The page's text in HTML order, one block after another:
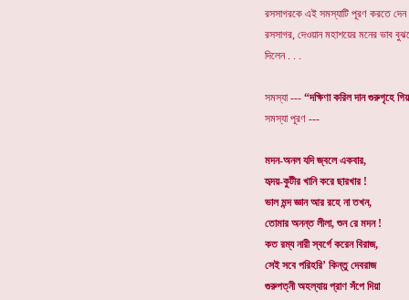
রসসাগরকে এই সমস্যাটি পূরণ করতে দেন
রসসাগর, দেওয়ান মহাশয়ের মনের ভাব
দিলেন . . .
সমস্যা --- “দক্ষিণা করিল দান গুরুগৃহে
সমস্যা পূরণ ---
মদন-অনল যদি জ্বলে একবার,
হৃদয়-কুটীর খানি করে ছারখার !
ভাল মন্দ জ্ঞান আর রহে না তখন,
তোমার অনন্ত লীলা, শুন রে মদন !
কত রম্য নারী স্বর্গে করেন বিরাজ,
সেই সবে পরিহরি’ কিন্তু দেবরাজ
গুরুপত্নী অহল্যায় প্রাণ সঁপে দিয়া